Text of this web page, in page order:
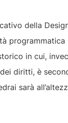
della
in cui,
diritti, è
sarà